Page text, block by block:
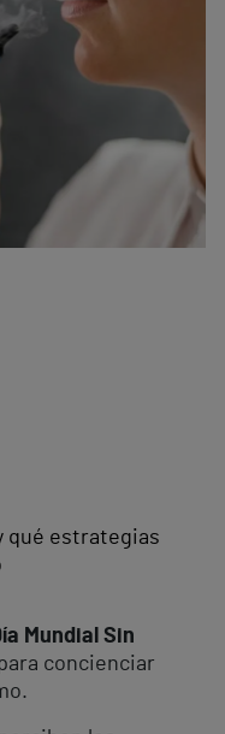
qué estrategias
Mundial Sin
concienciar